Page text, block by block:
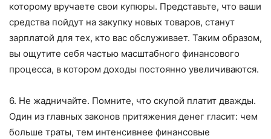
которому вручаете свои купюры. Представьте, что ваши
средства пойдут на закупку новых товаров, станут
зарплатой для тех, кто вас обслуживает. Таким образом,
вы ощутите себя частью масштабного финансового
процесса, в котором доходы постоянно увеличиваются.
6. Не жадничайте. Помните, что скупой платит дважды.
Один из главных законов притяжения денег гласит: чем
больше траты, тем интенсивнее финансовые